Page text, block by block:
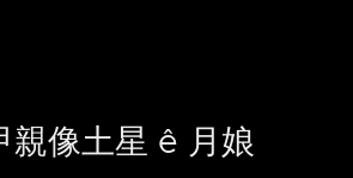
親像土星 ê 月娘